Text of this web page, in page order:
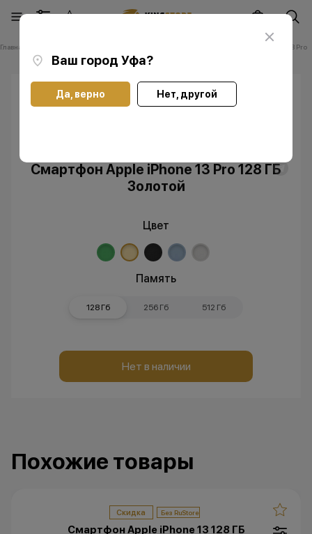
Ваш город Уфа?
Да, верно Нет, другой
Главная Смартфоны Apple iPhone 13 Pro
Смартфон Apple iPhone 13 Pro 128 ГБ
Золотой
Цвет
Память
128 Гб 256 Гб 512 Гб
Нет в наличии
Похожие товары
Скидка
Смартфон Apple iPhone 13 128 ГБ